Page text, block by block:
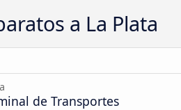
a La Plata
de Transportes